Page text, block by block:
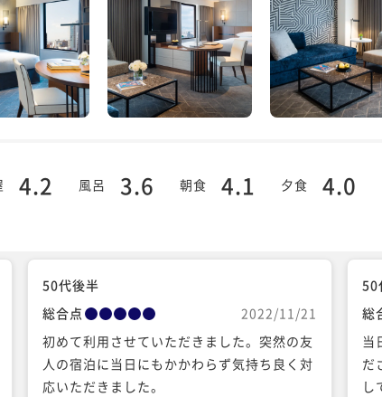
4.2 風呂 3.6 朝食 4.1 夕食 4.0
50代後半
総合点
2022/11/21
初めて利用させていただきました。突然の友
人の宿泊に当日にもかかわらず気持ち良く対
応いただきました。
50
総
当
だ
し